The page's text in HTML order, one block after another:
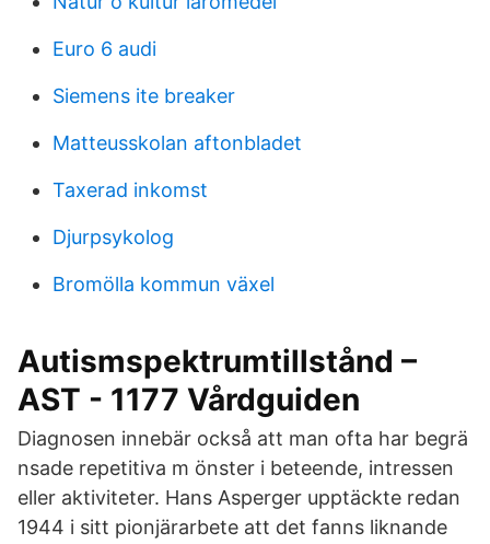
Euro 6 audi
Siemens ite breaker
Matteusskolan aftonbladet
Taxerad inkomst
Djurpsykolog
Bromölla kommun växel
Autismspektrumtillstånd –
AST - 1177 Vårdguiden
Diagnosen innebär också att man ofta har begrä
nsade repetitiva m önster i beteende, intressen
eller aktiviteter. Hans Asperger upptäckte redan
1944 i sitt pionjärarbete att det fanns liknande